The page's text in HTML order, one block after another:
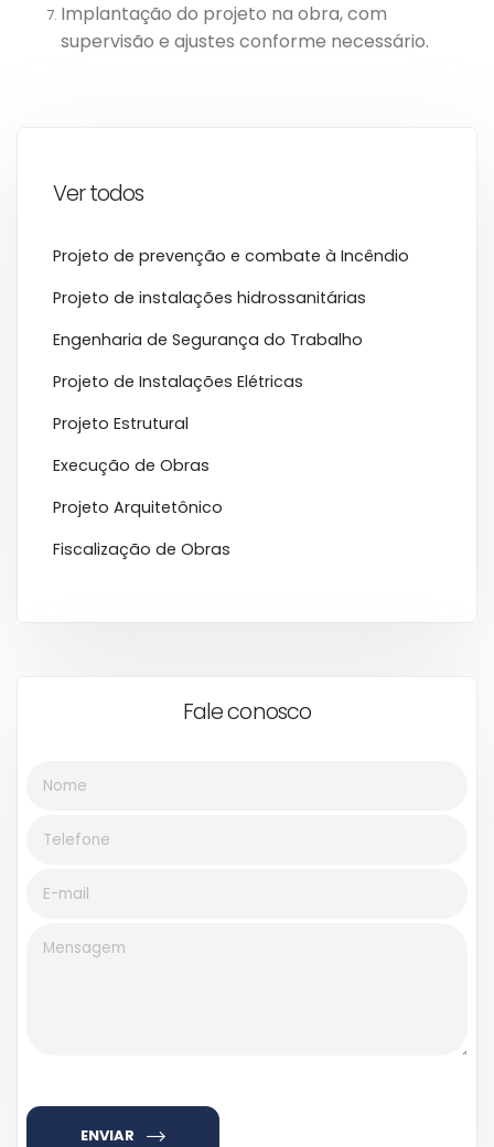
Implantação do projeto na obra, com
supervisão e ajustes conforme necessário.
Ver todos
Projeto de prevenção e combate à Incêndio
Projeto de instalações hidrossanitárias
Engenharia de Segurança do Trabalho
Projeto de Instalações Elétricas
Projeto Estrutural
Execução de Obras
Projeto Arquitetônico
Fiscalização de Obras
Fale conosco
ENVIAR